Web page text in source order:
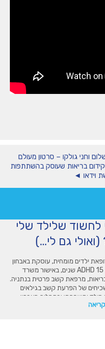
שלילד שלי
גם לי…)
מומחית, עוסקת באבחון
וטיפול בהפרעת קשב ופעלתנות יתר ADHD 15 שנים, באישור משרד
מרפאת קשב פרטית בנתניה.
של הפרעת קשב בגילאים
ומשפחתו ובתהליך האבחון.
[…]
גולקו – סרטון מעולם
בריאות שעוסק בהשתתפות
◄